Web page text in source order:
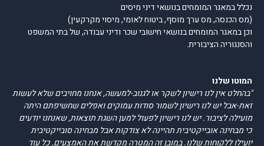
נכלל במאגר המומחים בנושאי דיני מיסים
(מס הכנסה, מס ערך מוסף, ביטוח לאומי, מיסוי מקרקעין)
וכן במאגר המומחים בנושאי חישובי שכר ודיני עבודה, של בתי המשפט
והסנגוריה הציבורית.
המוטו שלנו
"בהחלט אין לנו רישיון לשקר או לגנוב-למעשה, אנחנו מחויבים שלא לעשות
זאת-אבל יש לנו רישיון לשמור סודות עמוקים ואפלים שחשיפתם היתה
מועילה לציבור. יש לנו רישיון לפעול למען השגת תוצאות, שאנחנו יודעים
כי מבחינה אובייקטיבית תהיינה לא צודקות אבל מבחינה סובייקטיבית
יועילו ללקוחות שלנו. במובן זה המטרה מקדשת את האמצעים, כל עוד